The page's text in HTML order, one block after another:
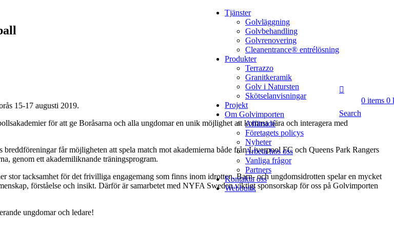
Tjänster
Golvläggning
Golvbehandling
Golvrenovering
Cleanentrance® entrélösning
Produkter
Terrazzo
Granitkeramik
Golv i Natursten
Skötselanvisningar
Projekt
Om Golvimporten
Affärsidé
Företagets policys
Nyheter
Arbeta hos oss
Vanliga frågor
Partners
Kontakta oss
Webbutik
Search
0 items 0
15-17 augusti 2019.
för att ge Boråsarna och alla ungdomar en unik möjlighet att komma nära och interagera med
får möjligheten att spela match mot akademierna både från Liverpool FC och Queens Park Rangers
genom ett akademiliknande träningsprogram.
stor tacksamhet för det frivilliga engagemang som finns inom idrotten. Barn- och ungdomsidrotten spelar en mycket
förståelse och insikt. Därför är samarbetet med NYFA Sweden viktigt sponsorskap för oss på Golvimporten
ungdomar och ledare!